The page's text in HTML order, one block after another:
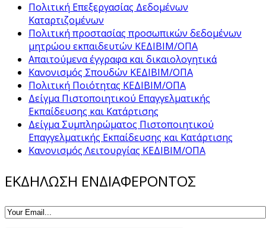
Πολιτική Επεξεργασίας Δεδομένων
Καταρτιζομένων
Πολιτική προστασίας προσωπικών δεδομένων
μητρώου εκπαιδευτών ΚΕΔΙΒΙΜ/ΟΠΑ
Απαιτούμενα έγγραφα και δικαιολογητικά
Κανονισμός Σπουδών ΚΕΔΙΒΙΜ/ΟΠΑ
Πολιτική Ποιότητας ΚΕΔΙΒΙΜ/ΟΠΑ
Δείγμα Πιστοποιητικού Επαγγελματικής
Εκπαίδευσης και Κατάρτισης
Δείγμα Συμπληρώματος Πιστοποιητικού
Επαγγελματικής Εκπαίδευσης και Κατάρτισης
Κανονισμός Λειτουργίας ΚΕΔΙΒΙΜ/ΟΠΑ
ΕΚΔΗΛΩΣΗ ΕΝΔΙΑΦΕΡΟΝΤΟΣ